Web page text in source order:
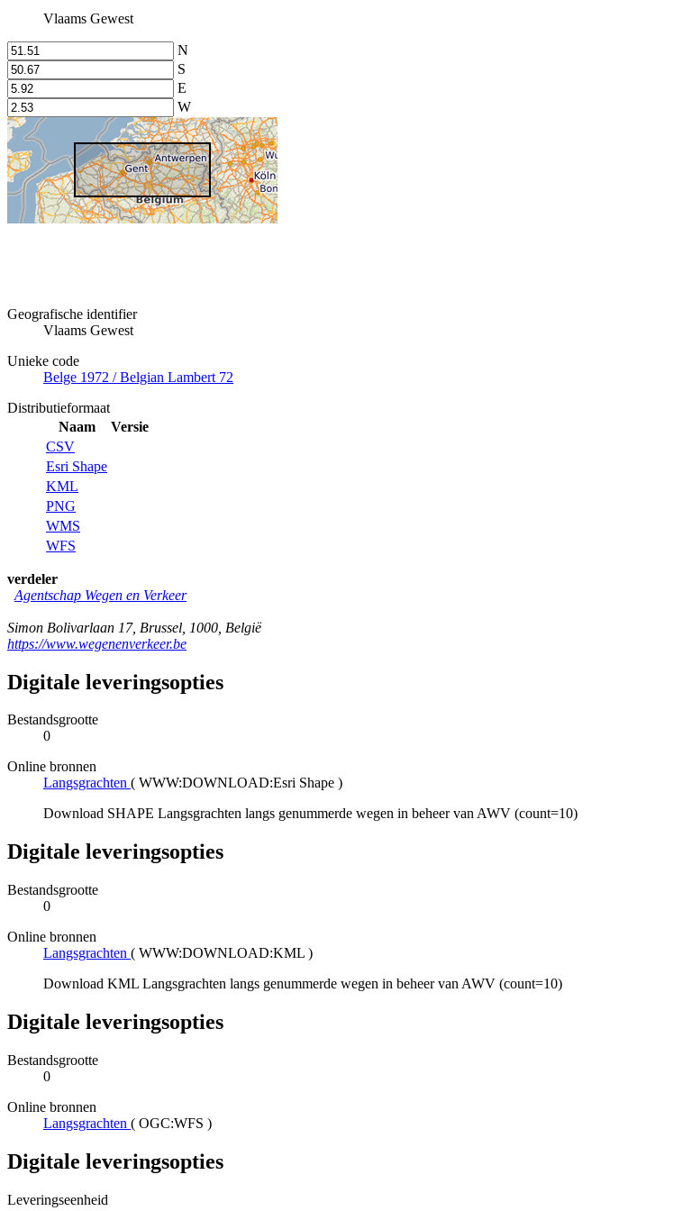
Vlaams Gewest
N
S
E
W
Geografische identifier
Vlaams Gewest
Unieke code
Belge 1972 / Belgian Lambert 72
Distributieformaat
Naam
Versie
CSV
Esri Shape
KML
PNG
WMS
WFS
verdeler
Agentschap Wegen en Verkeer
Simon Bolivarlaan 17, Brussel 1000 België
https://www.wegenenverkeer.be
Digitale leveringsopties
Bestandsgrootte
0
Online bronnen
Langsgrachten ( WWW:DOWNLOAD:Esri Shape )
Download SHAPE Langsgrachten langs genummerde wegen in beheer van AWV (count=10)
Digitale leveringsopties
Bestandsgrootte
0
Online bronnen
Langsgrachten ( WWW:DOWNLOAD:KML )
Download KML Langsgrachten langs genummerde wegen in beheer van AWV (count=10)
Digitale leveringsopties
Bestandsgrootte
0
Online bronnen
Langsgrachten ( OGC:WFS )
Digitale leveringsopties
Leveringseenheid